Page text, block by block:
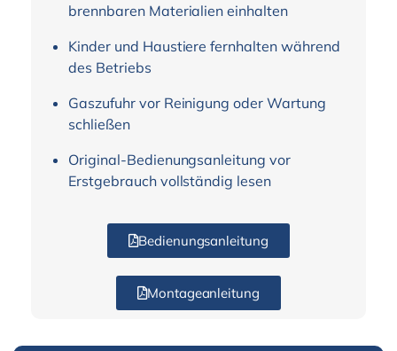
brennbaren Materialien einhalten
Kinder und Haustiere fernhalten während
des Betriebs
Gaszufuhr vor Reinigung oder Wartung
schließen
Original-Bedienungsanleitung vor
Erstgebrauch vollständig lesen
Bedienungsanleitung
Montageanleitung